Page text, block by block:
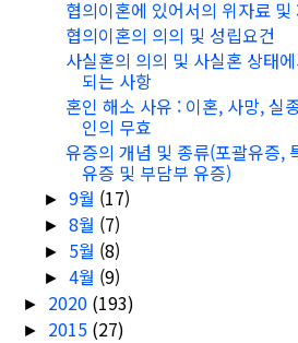
협의이혼에 있어서의 위자료 및
협의이혼의 의의 및 성립요건
사실혼의 의의 및 사실혼 상태
되는 사항
혼인 해소 사유 : 이혼, 사망, 실
인의 무효
유증의 개념 및 종류(포괄유증,
유증 및 부담부 유증)
►9월 (17)
►8월 (7)
► 5월 (8)
►4월 (9)
► 2020 (193)
► 2015 (27)